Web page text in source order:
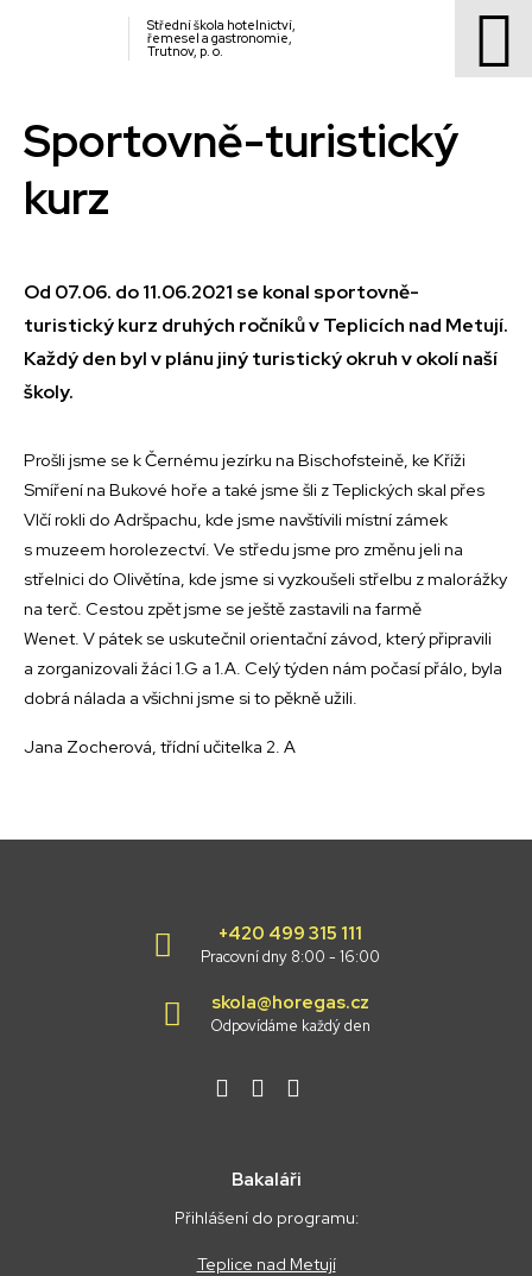
Střední škola hotelnictví,
řemesel a gastronomie,
Trutnov, p. o.
Sportovně-turistický
kurz
Od 07.06. do 11.06.2021 se konal sportovně-
turistický kurz druhých ročníků v Teplicích nad Metují.
Každý den byl v plánu jiný turistický okruh v okolí naší
školy.
Prošli jsme se k Černému jezírku na Bischofsteině, ke Kříži
Smíření na Bukové hoře a také jsme šli z Teplických skal přes
Vlčí rokli do Adršpachu, kde jsme navštívili místní zámek
s muzeem horolezectví. Ve středu jsme pro změnu jeli na
střelnici do Olivětína, kde jsme si vyzkoušeli střelbu z malorážky
na terč. Cestou zpět jsme se ještě zastavili na farmě
Wenet. V pátek se uskutečnil orientační závod, který připravili
a zorganizovali žáci 1.G a 1.A. Celý týden nám počasí přálo, byla
dobrá nálada a všichni jsme si to pěkně užili.
Jana Zocherová, třídní učitelka 2. A
+420 499 315 111
Pracovní dny 8:00 - 16:00
skola@horegas.cz
Odpovídáme každý den
Bakaláři
Přihlášení do programu:
Teplice nad Metují